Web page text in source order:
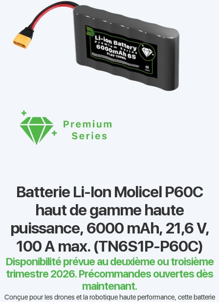
Batterie Li-Ion Molicel P60C
haut de gamme haute
puissance, 6000 mAh, 21,6 V,
100 A max. (TN6S1P-P60C)
Disponibilité prévue au deuxième ou troisième
trimestre 2026. Précommandes ouvertes dès
maintenant.
Conçue pour les drones et la robotique haute performance, cette batterie